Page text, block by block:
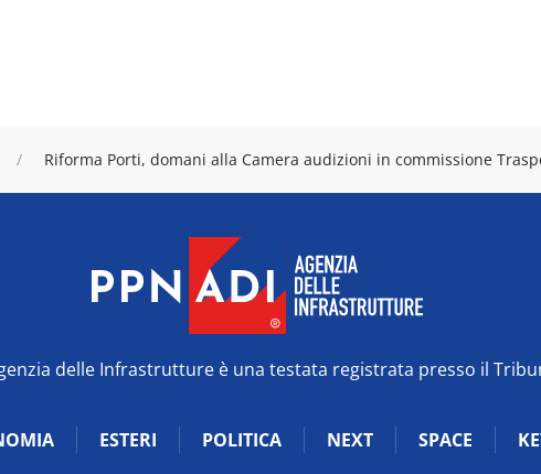
Riforma Porti, domani alla Camera audizioni in commissione
delle Infrastrutture è una testata registrata presso il
ESTERI POLITICA NEXT SPACE